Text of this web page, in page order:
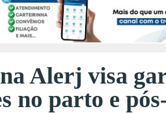
Alerj visa
no parto e